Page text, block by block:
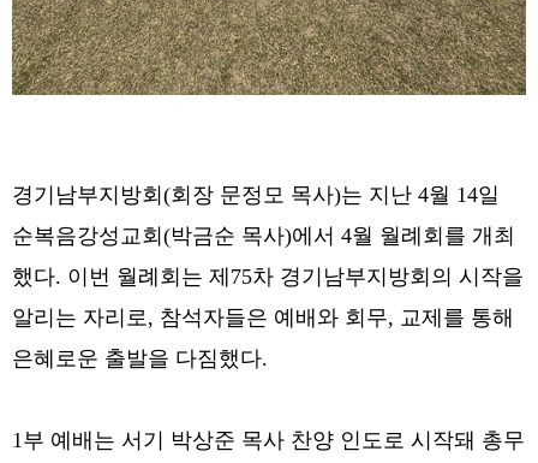
경기남부지방회(회장 문정모 목사)는 지난 4월 14일
순복음강성교회(박금순 목사)에서 4월 월례회를 개최
했다. 이번 월례회는 제75차 경기남부지방회의 시작을
알리는 자리로, 참석자들은 예배와 회무, 교제를 통해
은혜로운 출발을 다짐했다.
1부 예배는 서기 박상준 목사 찬양 인도로 시작돼 총무